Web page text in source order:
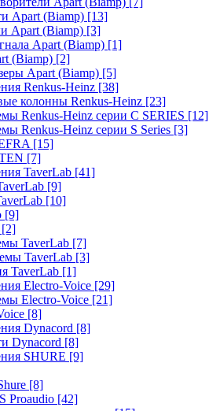
Apart (Biamp) [13]
Apart (Biamp) [3]
Apart (Biamp) [1]
(Biamp) [2]
Apart (Biamp) [5]
Renkus-Heinz [38]
колонны Renkus-Heinz [23]
Renkus-Heinz серии C SERIES [12]
Renkus-Heinz серии S Series [3]
[15]
[7]
TaverLab [41]
[9]
[10]
[9]
[2]
TaverLab [7]
TaverLab [3]
TaverLab [1]
Electro-Voice [29]
Electro-Voice [21]
[8]
Dynacord [8]
Dynacord [8]
SHURE [9]
[8]
Proaudio [42]